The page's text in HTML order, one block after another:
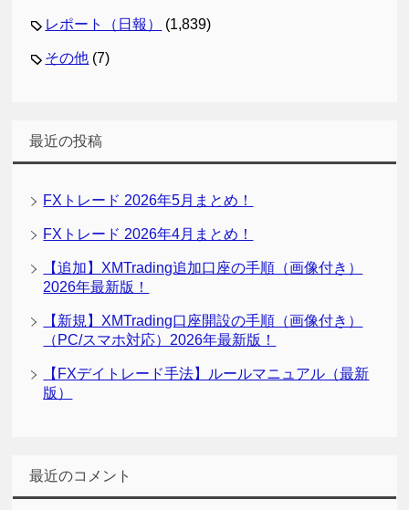
レポート（日報） (1,839)
その他 (7)
最近の投稿
FXトレード 2026年5月まとめ！
FXトレード 2026年4月まとめ！
【追加】XMTrading追加口座の手順（画像付き）
2026年最新版！
【新規】XMTrading口座開設の手順（画像付き）
（PC/スマホ対応）2026年最新版！
【FXデイトレード手法】ルールマニュアル（最新
版）
最近のコメント